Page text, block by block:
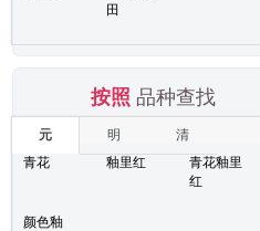
田
按照 品种查找
元 明
清
青花
釉里红
青花釉里
红
颜色釉